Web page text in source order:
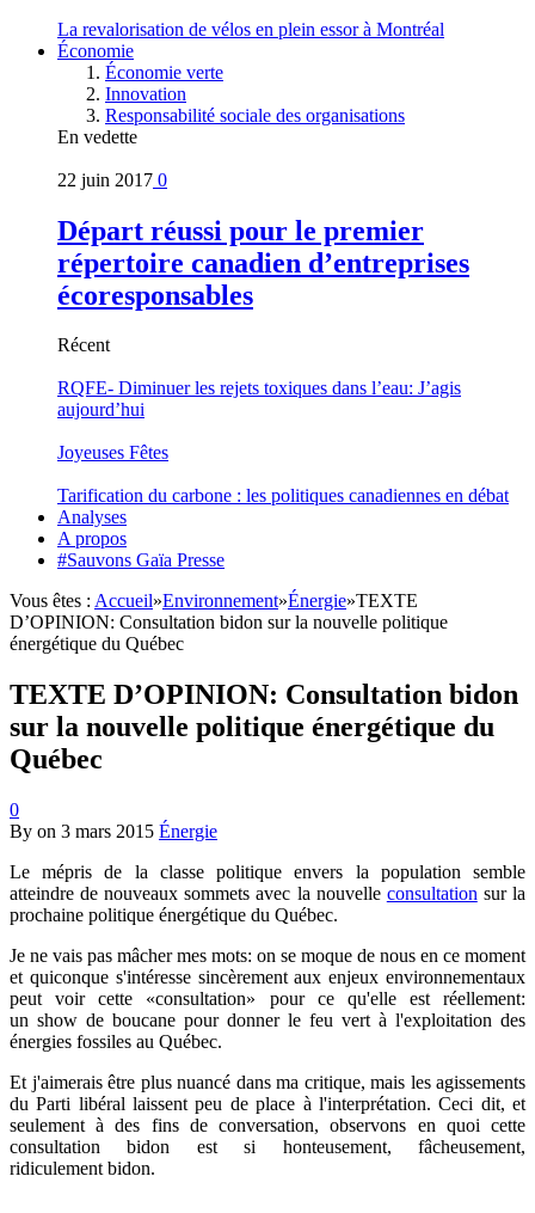
La revalorisation de vélos en plein essor à Montréal
Économie
Économie verte
Innovation
Responsabilité sociale des organisations
En vedette
22 juin 2017 0
Départ réussi pour le premier
répertoire canadien d’entreprises
écoresponsables
Récent
RQFE- Diminuer les rejets toxiques dans l’eau: J’agis
aujourd’hui
Joyeuses Fêtes
Tarification du carbone : les politiques canadiennes en débat
Analyses
A propos
#Sauvons Gaïa Presse
Vous êtes : Accueil»Environnement»Énergie»TEXTE
D’OPINION: Consultation bidon sur la nouvelle politique
énergétique du Québec
TEXTE D’OPINION: Consultation bidon
sur la nouvelle politique énergétique du
Québec
0
By on 3 mars 2015 Énergie
Le mépris de la classe politique envers la population semble
atteindre de nouveaux sommets avec la nouvelle consultation sur la
prochaine politique énergétique du Québec.
Je ne vais pas mâcher mes mots: on se moque de nous en ce moment
et quiconque s'intéresse sincèrement aux enjeux environnementaux
peut voir cette «consultation» pour ce qu'elle est réellement:
un show de boucane pour donner le feu vert à l'exploitation des
énergies fossiles au Québec.
Et j'aimerais être plus nuancé dans ma critique, mais les agissements
du Parti libéral laissent peu de place à l'interprétation. Ceci dit, et
seulement à des fins de conversation, observons en quoi cette
consultation bidon est si honteusement, fâcheusement,
ridiculement bidon.